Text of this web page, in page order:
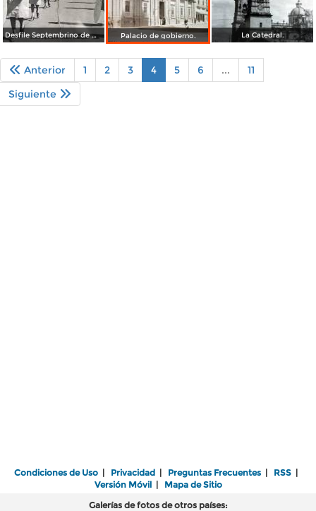
Desfile Septembrino de Morelia Michoacan. Palacio de gobierno. La Catedral.
Anterior 1 2 3 4 5 6 ...
11
Siguiente
Condiciones de Uso | Privacidad | Preguntas Frecuentes | RSS |
Versión Móvil| Mapa de Sitio
Galerías de fotos de otros países: